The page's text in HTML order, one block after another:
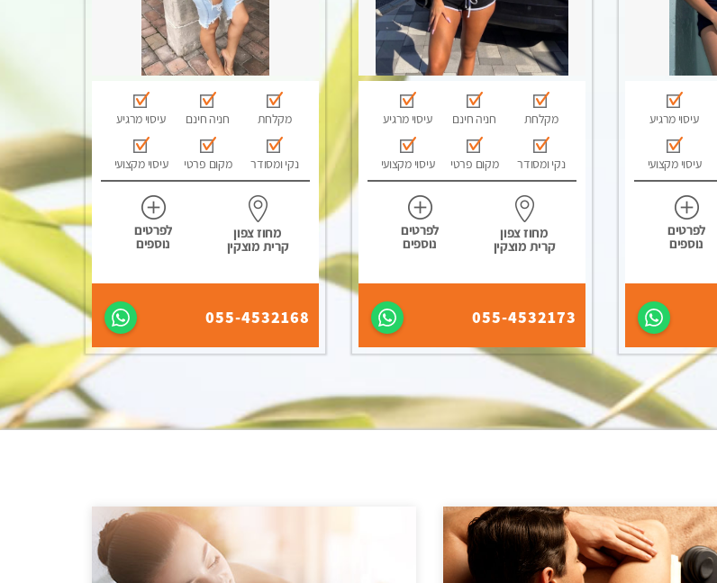
עיסוי מרגיע
עיסוי מקצועי
לפרטים
נוספים
מקלחת חניה חינם עיסוי מרגיע
נקי ומסודר מקום פרטי עיסוי מקצועי
מחוז צפון
קרית מוצקין
לפרטים
נוספים
055-4532173
מקלחת חניה חינם עיסוי מרגיע
נקי ומסודר מקום פרטי עיסוי מקצועי
מחוז צפון
קרית מוצקין
לפרטים
נוספים
055-4532168